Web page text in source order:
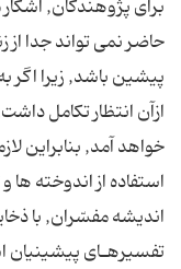
براى پژوهندگان,
حاضر نمى تواند جدا از
پیشین باشد, زیرا اگر
ازآن انتظار تكامل
خواهد آمد, بنابراین
استفاده از اندوخته
اندیشه مفسّران, با
تفسیرهـاى پیشینیان